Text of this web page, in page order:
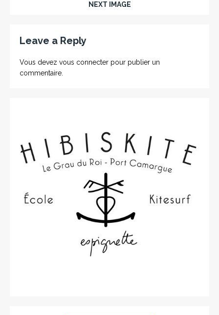
NEXT IMAGE
Leave a Reply
Vous devez vous connecter pour publier un
commentaire.